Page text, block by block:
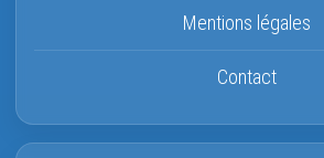
Mentions légales
Contact